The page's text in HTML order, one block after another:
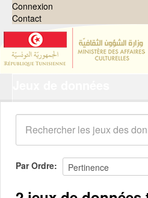
Connexion
Contact
Organisations
Groupes
Demandes 0
À propos
Par Ordre